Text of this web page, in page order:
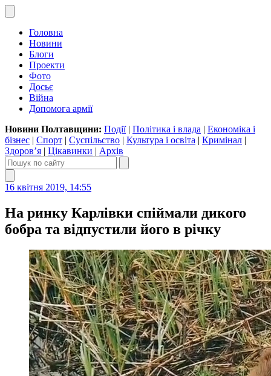
Головна
Новини
Блоги
Проекти
Фото
Досьє
Війна
Допомога армії
Новини Полтавщини: Події| Політика і влада | Економіка і
бізнес | Спорт | Суспільство | Культура і освіта | Кримінал |
Здоров’я | Цікавинки | Архів
16 квітня 2019, 14:55
На ринку Карлівки спіймали дикого
бобра та відпустили його в річку